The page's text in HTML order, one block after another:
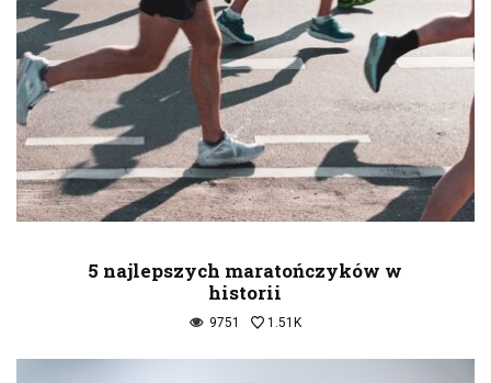
5 najlepszych maratończyków w
historii
9751 1.51K